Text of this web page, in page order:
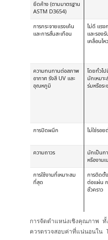
ยึดค้าง (ตามมาตรฐาน
ASTM D3654)
การกระจายแรงเค้น
และการสั่นสะเทือน
ไม่ดี แรง
และรอง
เคลื่อนไ
ความทนทานต่อสภาพ
อากาศ รังสี UV และ
อุณหภูมิ
โดยทั่วไ
มักเหมาะ
ร่มหรือระ
การปิดผนึก
ไม่ใช่รอ
ความถาวร
มักเป็นก
หรืองานเ
การใช้งานที่เหมาะสม
ที่สุด
การติดตั้
ต่อแผ่น
ชั่วคราว
การจัดตำแหน่งเชิงคุณภาพ ทั้
ควรตรวจสอบค่าที่แน่นอนใน